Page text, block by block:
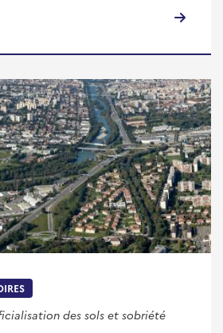
des sols et sobriété